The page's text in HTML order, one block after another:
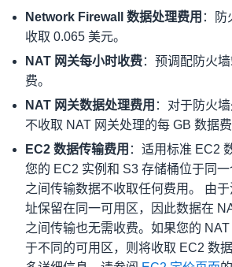
Network Firewall 数据处理费用 ：防
收取 0.065 美元。
NAT 网关每小时收费：预调配防火
费。
NAT 网关数据处理费用 ：对于防火
不收取 NAT 网关处理的每 GB 数据费
EC2 数据传输费用 ：适用标准 EC2
您的 EC2 实例和 S3 存储桶位于同
之间传输数据不收取任何费用。 由
址保留在同一可用区，因此数据在
之间传输也无需收费。如果您的
于不同的可用区，则将收取 EC2 数